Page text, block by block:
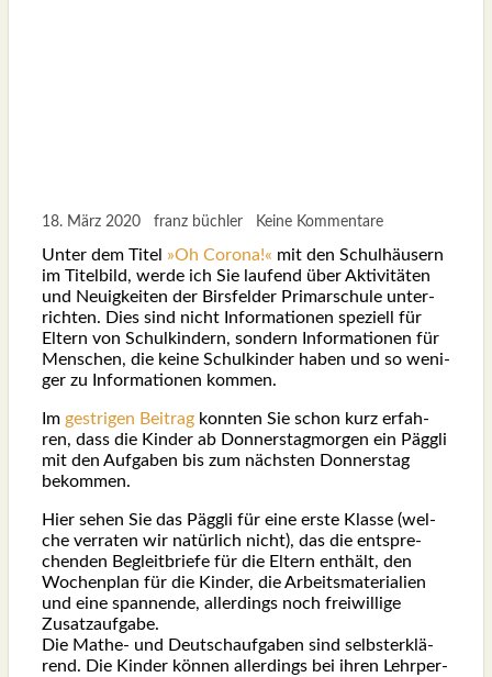
18. März 2020 franz büchler Keine Kommentare
Unter dem Titel »Oh Coro­na!« mit den Schul­häu­sern
im Titel­bild, wer­de ich Sie lau­fend über Akti­vi­tä­ten
und Neu­ig­kei­ten der Birs­fel­der Pri­mar­schu­le unter­
rich­ten. Dies sind nicht Infor­ma­tio­nen spe­zi­ell für
Eltern von Schul­kin­dern, son­dern Infor­ma­tio­nen für
Men­schen, die kei­ne Schul­kin­der haben und so weni­
ger zu Infor­ma­tio­nen kom­men.
Im gest­ri­gen Bei­trag konn­ten Sie schon kurz erfah­
ren, dass die Kin­der ab Don­ners­tag­mor­gen ein Pägg­li
mit den Auf­ga­ben bis zum nächs­ten Don­ners­tag
bekom­men.
Hier sehen Sie das Pägg­li für eine ers­te Klas­se (wel­
che ver­ra­ten wir natür­lich nicht), das die ent­spre­
chen­den Begleit­brie­fe für die Eltern ent­hält, den
Wochen­plan für die Kin­der, die Arbeits­ma­te­ria­li­en
und eine span­nen­de, aller­dings noch frei­wil­li­ge
Zusatz­auf­ga­be.
Die Mathe- und Deutschauf­ga­ben sind selbst­er­klä­
rend. Die Kin­der kön­nen aller­dings bei ihren Lehr­per­